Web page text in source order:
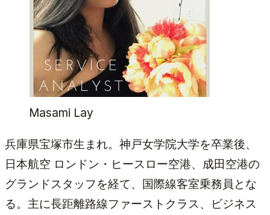
Masami Lay
兵庫県宝塚市生まれ。神戸女学院大学を卒業後、
日本航空 ロンドン・ヒースロー空港、成田空港の
グランドスタッフを経て、国際線客室乗務員とな
る。主に長距離路線ファーストクラス、ビジネス